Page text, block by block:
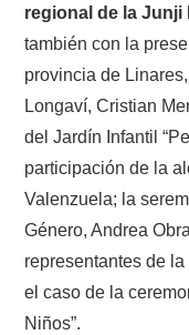
regional de la Junji
también con la
provincia de
Longaví, Cristian
del Jardín Infantil
participación de la
Valenzuela; la
Género, Andrea
representantes de
el caso de la
Niños”.